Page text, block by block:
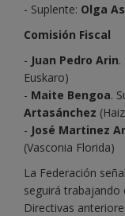
- Suplente: Olga
Comisión Fiscal
- Juan Pedro Arin.
Euskaro)
- Maite Bengoa.
Artasánchez
- José Martinez
(Vasconia Florida)
La Federación
seguirá
Directivas